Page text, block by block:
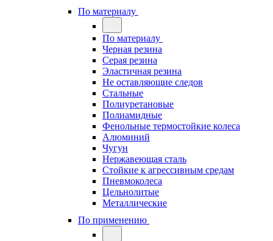
По материалу
По материалу
Черная резина
Серая резина
Эластичная резина
Не оставляющие следов
Стальные
Полиуретановые
Полиамидные
Фенольные термостойкие колеса
Алюминий
Чугун
Нержавеющая сталь
Стойкие к агрессивным средам
Пневмоколеса
Цельнолитые
Металлические
По применению